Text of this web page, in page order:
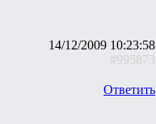
14/12/2009 10:23:58
#995873
Ответить